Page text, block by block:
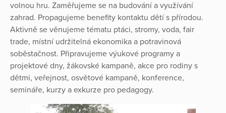
volnou hru. Zaměřujeme se na budování a využívání
zahrad. Propagujeme benefity kontaktu dětí s přírodou.
Aktivně se věnujeme tématu ptáci, stromy, voda, fair
trade, místní udržitelná ekonomika a potravinová
soběstačnost. Připravujeme výukové programy a
projektové dny, žákovské kampaně, akce pro rodiny s
dětmi, veřejnost, osvětové kampaně, konference,
semináře, kurzy a exkurze pro pedagogy.